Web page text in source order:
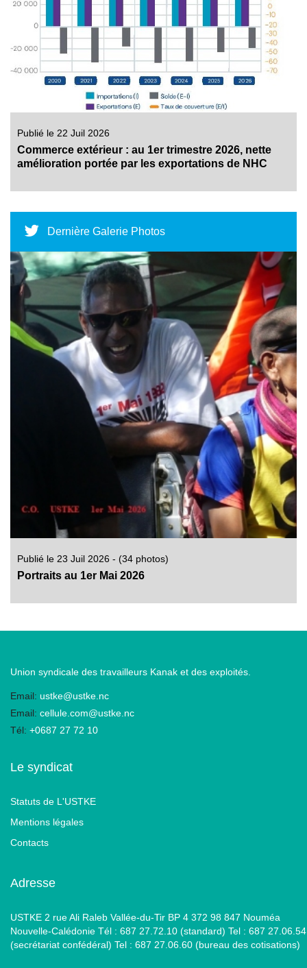
Publié le 22 Juil 2026
Commerce extérieur : au 1er trimestre 2026, nette
amélioration portée par les exportations de NHC
Dernière Galerie Photos
Publié le 23 Juil 2026 - (34 photos)
Portraits au 1er Mai 2026
Union syndicale des travailleurs Kanak et des exploités.
Email: ustke@ustke.nc
Email: cellule.com@ustke.nc
Tél: +0687 27 72 10
Le syndicat
Statuts de L'USTKE
Mentions légales
Contacts
Adresse
USTKE 2 rue Ali Raleb Vallée-du-Tir BP 4 372 98 847 Nouméa
Nouvelle-Calédonie Tél : 687 27.72.10 (standard) Tel : 687 27.06.54
(secrétariat confédéral) Tel : 687 27.06.60 (bureau des cotisations)